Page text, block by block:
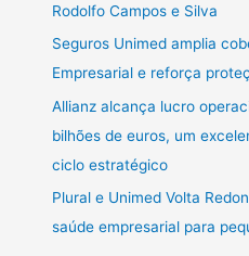
Rodolfo Campos e Silva
Seguros Unimed amplia
Empresarial e reforça
Allianz alcança lucro
bilhões de euros, um
ciclo estratégico
Plural e Unimed Volta
saúde empresarial para